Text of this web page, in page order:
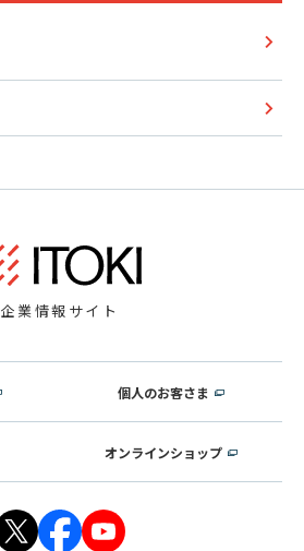
企業情報サイト
個人のお客さま
オンラインショップ